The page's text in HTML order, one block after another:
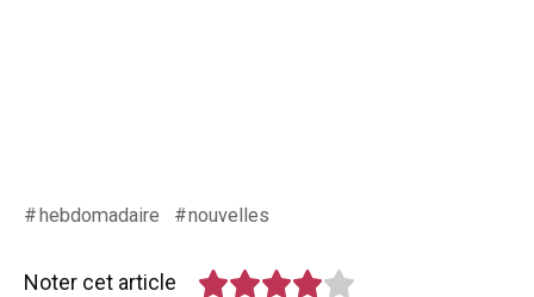
hebdomadaire nouvelles
Noter cet article